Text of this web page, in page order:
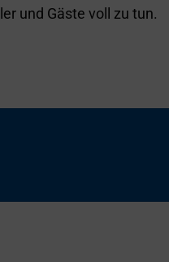
und Gäste voll zu tun.